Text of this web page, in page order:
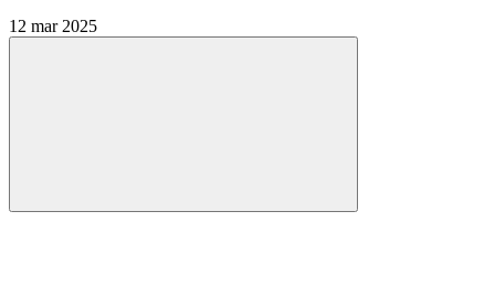
12 mar 2025
Compartilhar